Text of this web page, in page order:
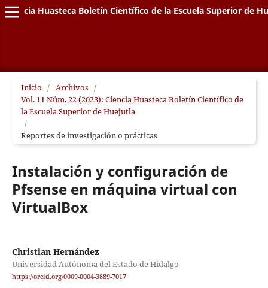
Ciencia Huasteca Boletín Científico de la Escuela Superior de
Inicio / Archivos /
Vol. 11 Núm. 22 (2023): Ciencia Huasteca Boletín Científico de
la Escuela Superior de Huejutla
/
Reportes de investigación o prácticas
Instalación y configuración de
Pfsense en máquina virtual con
VirtualBox
Christian Hernández
Universidad Autónoma del Estado de Hidalgo
https://orcid.org/0009-0004-3889-7017